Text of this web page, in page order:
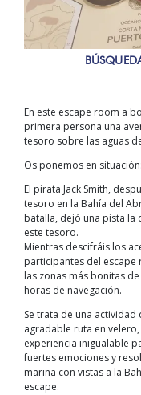
En este escape room a
primera persona una
tesoro sobre las aguas
Os ponemos en situación:
El pirata Jack Smith,
tesoro en la Bahía del
batalla, dejó una pista la
este tesoro.
Mientras descifráis los
participantes del
las zonas más bonitas
horas de navegación.
Se trata de una
agradable ruta en
experiencia inigualable
fuertes emociones y
marina con vistas a la
escape.